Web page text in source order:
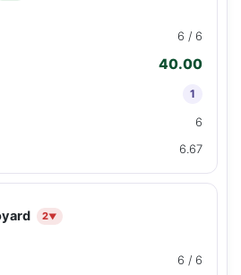
6 / 6
40.00
1
6
6.67
2▼
6 / 6